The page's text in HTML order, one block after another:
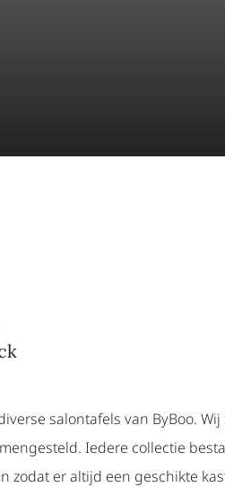
salontafels van ByBoo.
Iedere collectie
zodat er altijd een geschikte